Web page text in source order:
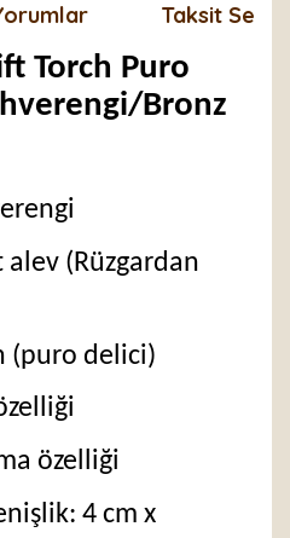
Taksit
Torch Puro
Bronz
(Rüzgardan
(puro delici)
özelliği
4 cm x